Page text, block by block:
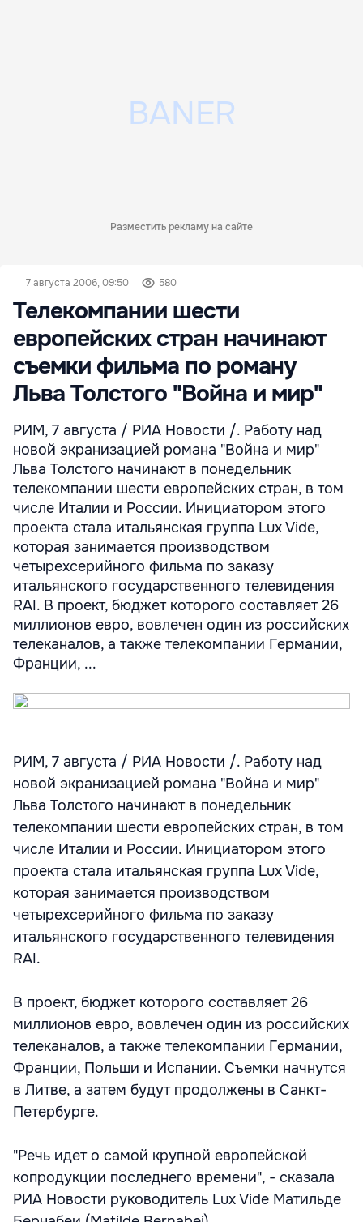
Разместить рекламу на сайте
7 августа 2006, 09:50 580
Телекомпании шести
европейских стран начинают
съемки фильма по роману
Льва Толстого "Война и мир"
РИМ, 7 августа / РИА Новости /. Работу над
новой экранизацией романа "Война и мир"
Льва Толстого начинают в понедельник
телекомпании шести европейских стран, в том
числе Италии и России. Инициатором этого
проекта стала итальянская группа Lux Vide,
которая занимается производством
четырехсерийного фильма по заказу
итальянского государственного телевидения
RAI. В проект, бюджет которого составляет 26
миллионов евро, вовлечен один из российских
телеканалов, а также телекомпании Германии,
Франции, ...
РИМ, 7 августа / РИА Новости /. Работу над
новой экранизацией романа "Война и мир"
Льва Толстого начинают в понедельник
телекомпании шести европейских стран, в том
числе Италии и России. Инициатором этого
проекта стала итальянская группа Lux Vide,
которая занимается производством
четырехсерийного фильма по заказу
итальянского государственного телевидения
RAI.
В проект, бюджет которого составляет 26
миллионов евро, вовлечен один из российских
телеканалов, а также телекомпании Германии,
Франции, Польши и Испании. Съемки начнутся
в Литве, а затем будут продолжены в Санкт-
Петербурге.
"Речь идет о самой крупной европейской
копродукции последнего времени", - сказала
РИА Новости руководитель Lux Vide Матильде